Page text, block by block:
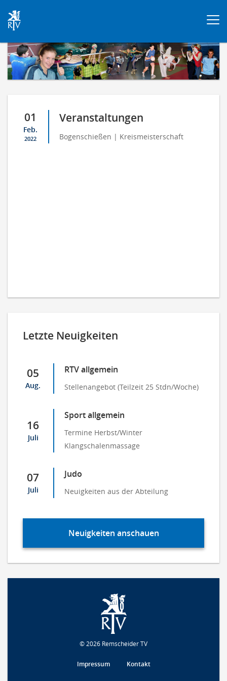
01
Feb.
2022
Veranstaltungen
Bogenschießen | Kreismeisterschaft
Letzte Neuigkeiten
05
Aug.
RTV allgemein
Stellenangebot (Teilzeit 25 Stdn/Woche)
16
Juli
Sport allgemein
Termine Herbst/Winter
Klangschalenmassage
07
Juli
Judo
Neuigkeiten aus der Abteilung
Neuigkeiten anschauen
© 2026 Remscheider TV
Impressum Kontakt